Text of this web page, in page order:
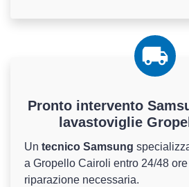
Pronto intervento
lavastoviglie
Un tecnico Samsung
a Gropello Cairoli entro 24/48 ore
riparazione necessaria.